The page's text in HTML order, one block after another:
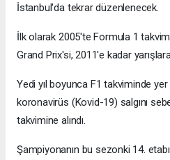
İstanbul'da tekrar düzenlenecek.
İlk olarak 2005'te Formula 1
Grand Prix'si, 2011'e kadar
Yedi yıl boyunca F1 takviminde
koronavirüs (Kovid-19) salgını
takvimine alındı.
Şampiyonanın bu sezonki 14.